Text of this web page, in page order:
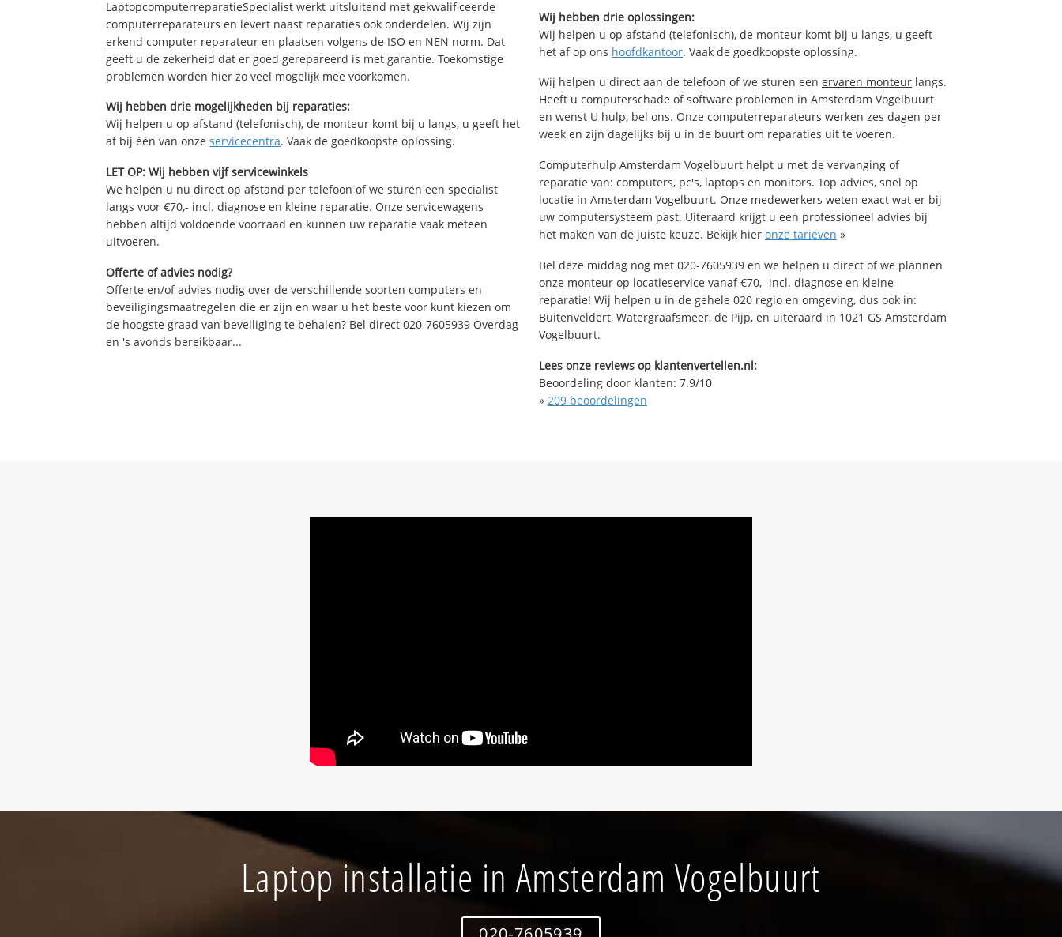
LaptopcomputerreparatieSpecialist werkt uitsluitend met gekwalificeerde
computerreparateurs en levert naast reparaties ook onderdelen. Wij zijn
erkend computer reparateur en plaatsen volgens de ISO en NEN norm. Dat
geeft u de zekerheid dat er goed gerepareerd is met garantie. Toekomstige
problemen worden hier zo veel mogelijk mee voorkomen.
Wij hebben drie mogelijkheden bij reparaties:
Wij helpen u op afstand (telefonisch), de monteur komt bij u langs, u geeft het
af bij één van onzeservicecentra. Vaak de goedkoopste oplossing.
LET OP: Wij hebben vijf servicewinkels
We helpen u nu direct op afstand per telefoon of we sturen een specialist
langs voor €70,- incl. diagnose en kleine reparatie. Onze servicewagens
hebben altijd voldoende voorraad en kunnen uw reparatie vaak meteen
uitvoeren.
Offerte of advies nodig?
Offerte en/of advies nodig over de verschillende soorten computers en
beveiligingsmaatregelen die er zijn en waar u het beste voor kunt kiezen om
de hoogste graad van beveiliging te behalen? Bel direct 020-7605939 Overdag
en 's avonds bereikbaar...
Wij hebben drie oplossingen:
Wij helpen u op afstand (telefonisch), de monteur komt bij u langs, u geeft
het af op ons hoofdkantoor. Vaak de goedkoopste oplossing.
Wij helpen u direct aan de telefoon of we sturen een ervaren monteur langs.
Heeft u computerschade of software problemen in Amsterdam Vogelbuurt
en wenst U hulp, bel ons. Onze computerreparateurs werken zes dagen per
week en zijn dagelijks bij u in de buurt om reparaties uit te voeren.
Computerhulp Amsterdam Vogelbuurt helpt u met de vervanging of
reparatie van: computers, pc's, laptops en monitors. Top advies, snel op
locatie in Amsterdam Vogelbuurt. Onze medewerkers weten exact wat er bij
uw computersysteem past. Uiteraard krijgt u een professioneel advies bij
het maken van de juiste keuze. Bekijk hier onze tarieven »
Bel deze middag nog met 020-7605939 en we helpen u direct of we plannen
onze monteur op locatieservice vanaf €70,- incl. diagnose en kleine
reparatie! Wij helpen u in de gehele 020 regio en omgeving, dus ook in:
Buitenveldert, Watergraafsmeer, de Pijp, en uiteraard in 1021 GS Amsterdam
Vogelbuurt.
Lees onze reviews op klantenvertellen.nl:
Beoordeling door klanten: 7.9/10
» 209 beoordelingen
Laptop installatie in Amsterdam Vogelbuurt